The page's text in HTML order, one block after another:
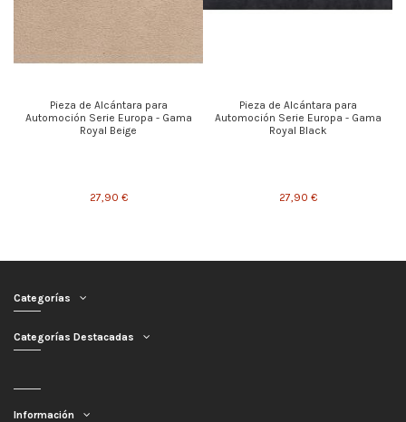
Pieza de Alcántara para
Automoción Serie Europa - Gama
Royal Beige
27,90 €
Pieza de Alcántara para
Automoción Serie Europa - Gama
Royal Black
27,90 €
Categorías
Categorías Destacadas
Información